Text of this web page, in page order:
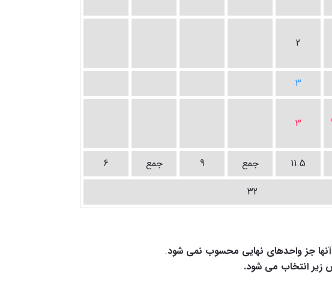
2
3
3
11.5 جمع 9 جمع
6
32
جز واحدهای نهایی محسوب نمی شود.
زیر انتخاب می شود.